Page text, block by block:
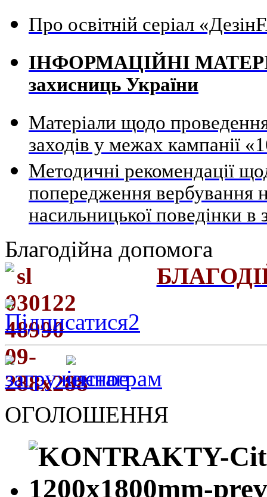
Про освітній серіал
ІНФОРМАЦІЙНІ
захисниць України
Матеріали щодо
заходів у межах кампанії
Методичні рекомендації
попередження вербування
насильницької поведінки в
Благодійна допомога
ОГОЛОШЕННЯ